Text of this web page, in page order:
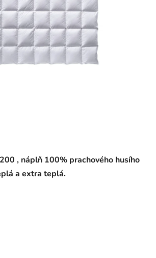
, náplň 100% prachového husího
a extra teplá.